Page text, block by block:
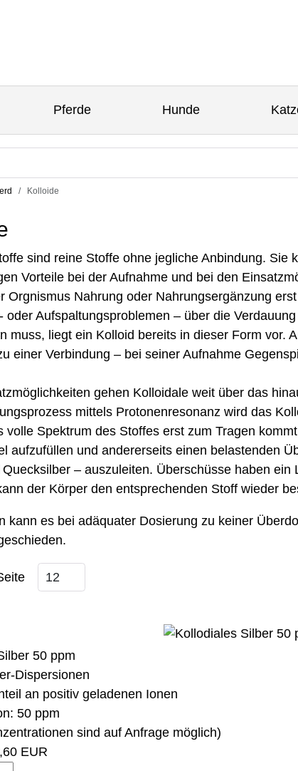
Pferde Hunde
Kolloide
sind reine Stoffe ohne jegliche Anbindung. Sie
Vorteile bei der Aufnahme und bei den
Orgnismus Nahrung oder Nahrungsergänzung
oder Aufspaltungsproblemen – über die
muss, liegt ein Kolloid bereits in dieser Form vor.
einer Verbindung – bei seiner Aufnahme
gehen Kolloidale weit über das
mittels Protonenresonanz wird das
volle Spektrum des Stoffes erst zum Tragen
aufzufüllen und andererseits einen belastenden
– auszuleiten. Überschüsse haben
der Körper den entsprechenden Stoff wieder
kann es bei adäquater Dosierung zu keiner
50 ppm
Dispersionen
an positiv geladenen Ionen
50 ppm
sind auf Anfrage möglich)
EUR